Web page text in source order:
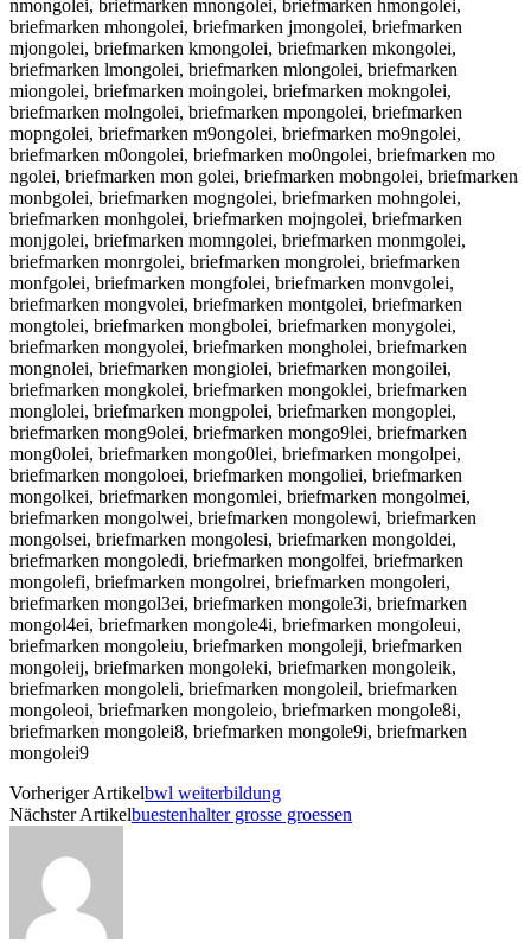
nmongolei, briefmarken mnongolei, briefmarken hmongolei,
briefmarken mhongolei, briefmarken jmongolei, briefmarken
mjongolei, briefmarken kmongolei, briefmarken mkongolei,
briefmarken lmongolei, briefmarken mlongolei, briefmarken
miongolei, briefmarken moingolei, briefmarken mokngolei,
briefmarken molngolei, briefmarken mpongolei, briefmarken
mopngolei, briefmarken m9ongolei, briefmarken mo9ngolei,
briefmarken m0ongolei, briefmarken mo0ngolei, briefmarken mo
ngolei, briefmarken mon golei, briefmarken mobngolei, briefmarken
monbgolei, briefmarken mogngolei, briefmarken mohngolei,
briefmarken monhgolei, briefmarken mojngolei, briefmarken
monjgolei, briefmarken momngolei, briefmarken monmgolei,
briefmarken monrgolei, briefmarken mongrolei, briefmarken
monfgolei, briefmarken mongfolei, briefmarken monvgolei,
briefmarken mongvolei, briefmarken montgolei, briefmarken
mongtolei, briefmarken mongbolei, briefmarken monygolei,
briefmarken mongyolei, briefmarken mongholei, briefmarken
mongnolei, briefmarken mongiolei, briefmarken mongoilei,
briefmarken mongkolei, briefmarken mongoklei, briefmarken
monglolei, briefmarken mongpolei, briefmarken mongoplei,
briefmarken mong9olei, briefmarken mongo9lei, briefmarken
mong0olei, briefmarken mongo0lei, briefmarken mongolpei,
briefmarken mongoloei, briefmarken mongoliei, briefmarken
mongolkei, briefmarken mongomlei, briefmarken mongolmei,
briefmarken mongolwei, briefmarken mongolewi, briefmarken
mongolsei, briefmarken mongolesi, briefmarken mongoldei,
briefmarken mongoledi, briefmarken mongolfei, briefmarken
mongolefi, briefmarken mongolrei, briefmarken mongoleri,
briefmarken mongol3ei, briefmarken mongole3i, briefmarken
mongol4ei, briefmarken mongole4i, briefmarken mongoleui,
briefmarken mongoleiu, briefmarken mongoleji, briefmarken
mongoleij, briefmarken mongoleki, briefmarken mongoleik,
briefmarken mongoleli, briefmarken mongoleil, briefmarken
mongoleoi, briefmarken mongoleio, briefmarken mongole8i,
briefmarken mongolei8, briefmarken mongole9i, briefmarken
mongolei9
Vorheriger Artikelbwl weiterbildung
Nächster Artikelbuestenhalter grosse groessen